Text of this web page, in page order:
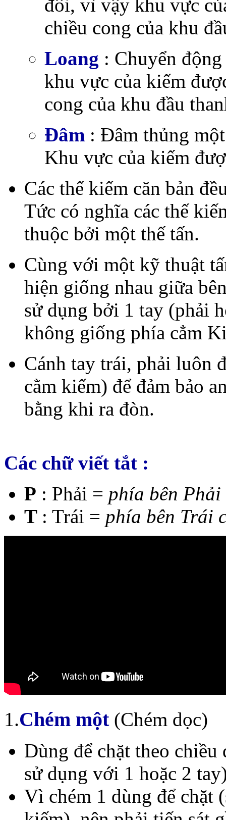
đôi, vì vậy khu vực
chiều cong của khu
Loang : Chuyển
khu vực của kiếm
cong của khu đầu
Đâm : Đâm thủng
Khu vực của kiếm
Các thế kiếm căn bản
Tức có nghĩa các thế
thuộc bởi một thế tấn.
Cùng với một kỹ thuật
hiện giống nhau giữa
sử dụng bởi 1 tay (phải
không giống phía cẳm
Cánh tay trái, phải luôn
cằm kiếm) để đảm bảo
bằng khi ra đòn.
Các chữ viết tắt :
P : Phải = phía bên
T : Trái = phía bên Trái
1.Chém một (Chém dọc)
Dùng để chặt theo
sử dụng với 1 hoặc 2
Vì chém 1 dùng để chặt